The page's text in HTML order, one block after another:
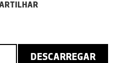
DESCARREGAR